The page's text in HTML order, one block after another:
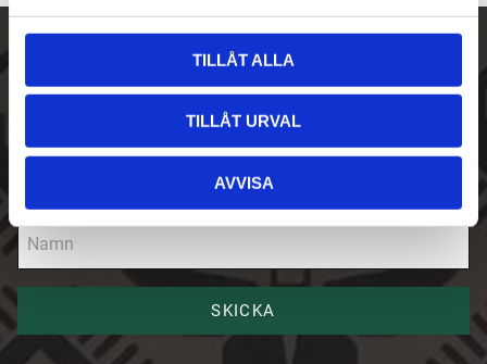
TILLÅT ALLA
TILLÅT URVAL
AVVISA
Skriv upp dig på vårt nyhetsbrev
Namn
SKICKA